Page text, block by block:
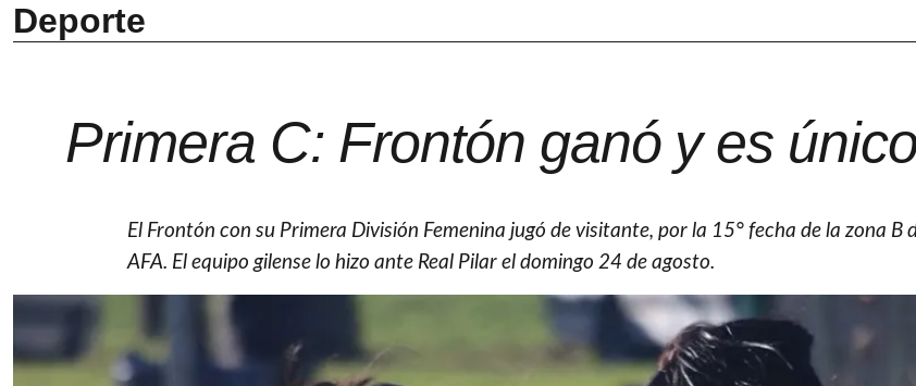
Deporte
Primera C: Frontón ganó y es
El Frontón con su Primera División Femenina jugó de visitante, por la 15° fecha de la zona B
AFA. El equipo gilense lo hizo ante Real Pilar el domingo 24 de agosto.